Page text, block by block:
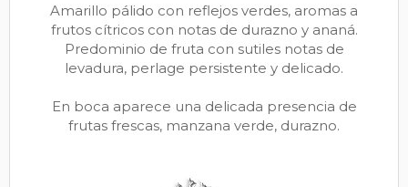
Amarillo pálido con reflejos verdes, aromas a
frutos cítricos con notas de durazno y ananá.
Predominio de fruta con sutiles notas de
levadura, perlage persistente y delicado.
En boca aparece una delicada presencia de
frutas frescas, manzana verde, durazno.